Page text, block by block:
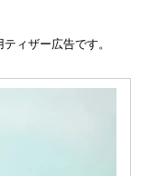
ィザー広告です。